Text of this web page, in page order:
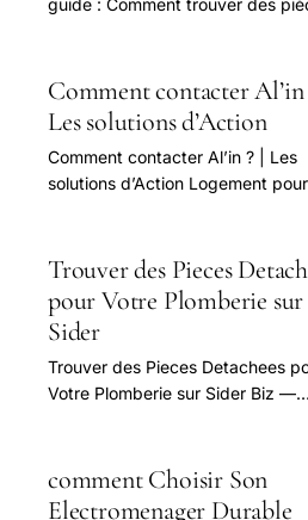
Comment contacter Al’in
Les solutions d’Action
Comment contacter Al’in ? | Les
solutions d’Action Logement pour
Trouver des Pieces
pour Votre Plomberie sur
Sider
Trouver des Pieces Detachees
Votre Plomberie sur Sider Biz —
comment Choisir Son
Electromenager Durable